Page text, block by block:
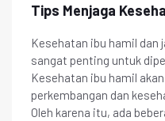
Tips Menjaga
Kesehatan ibu hamil dan
sangat penting untuk
Kesehatan ibu hamil
perkembangan dan
Oleh karena itu, ada